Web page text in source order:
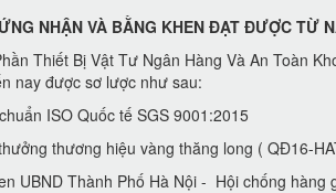
NHẬN VÀ BẰNG KHEN ĐẠT ĐƯỢC TỪ
Thiết Bị Vật Tư Ngân Hàng Và An Toàn
nay được sơ lược như sau:
ISO Quốc tế SGS 9001:2015
thương hiệu vàng thăng long ( QĐ16-
UBND Thành Phố Hà Nội - Hội chống hàng